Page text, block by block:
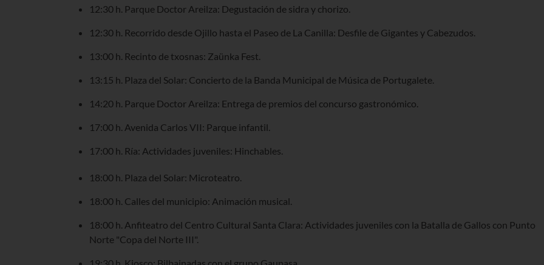
12:30 h. Parque Doctor Areilza: Degustación de sidra y chorizo.
12:30 h. Recorrido desde Ojillo hasta el Paseo de La Canilla: Desfile de Gigantes y Cabezudos.
13:00 h. Recinto de txosnas: Zaünka Fest.
13:15 h. Plaza del Solar: Concierto de la Banda Municipal de Música de Portugalete.
14:20 h. Parque Doctor Areilza: Entrega de premios del concurso gastronómico.
17:00 h. Avenida Carlos VII: Parque infantil.
17:00 h. Ría: Actividades juveniles: Hinchables.
18:00 h. Plaza del Solar: Microteatro.
18:00 h. Calles del municipio: Animación musical.
18:00 h. Anfiteatro del Centro Cultural Santa Clara: Actividades juveniles con la Batalla de Gallos con Punto
Norte "Copa del Norte III".